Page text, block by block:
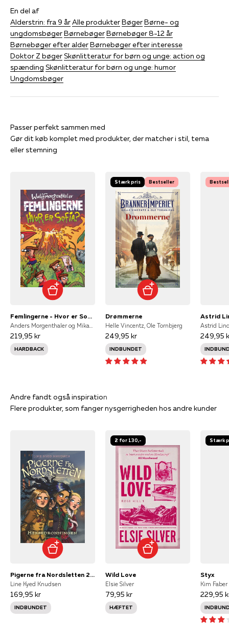
En del af
Alderstrin: fra 9 årAlle produkterBøgerBørne- og
ungdomsbøgerBørnebøgerBørnebøger 8-12 år
Børnebøger efter alderBørnebøger efter interesse
Doktor Z bøgerSkønlitteratur for børn og unge: action og
spænding Skønlitteratur for børn og unge: humor
Ungdomsbøger
Gør dit køb komplet med produkter, der matcher i stil, tema
eller stemning
Femlingerne - Hvor er Sofia?
Anders Morgenthaler og Mikael Wulff, Pernille Bønløkke Toustrup, Wulffmorgenthaler, Mikael Wulff
219,95 kr
HARDBACK
Stærk pris Bestseller
Drømmerne
Helle Vincentz, Ole Tornbjerg
249,95 kr
INDBUNDET
Astrid
249,95
Flere produkter, som fanger nysgerrigheden hos andre kunder
Pigerne fra Nordsletten 2 - Heksedronningen
Line Kyed Knudsen
169,95 kr
INDBUNDET
2 for 130,-
Wild Love
Elsie Silver
79,95 kr
HÆFTET
Stærk
Styx
229,95